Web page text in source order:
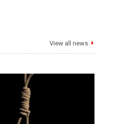
View all news